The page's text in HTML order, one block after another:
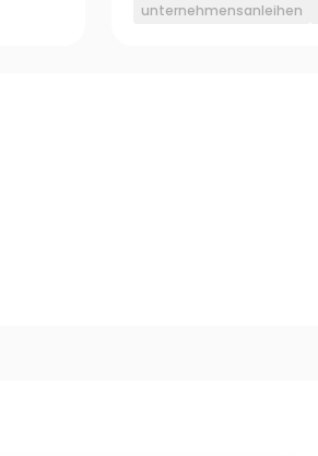
unternehmensanleihen